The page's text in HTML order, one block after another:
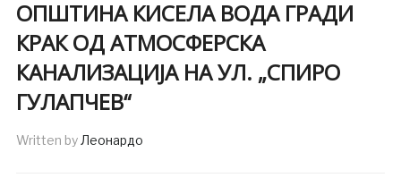
ОПШТИНА КИСЕЛА ВОДА ГРАДИ
КРАК ОД АТМОСФЕРСКА
КАНАЛИЗАЦИЈА НА УЛ. „СПИРО
ГУЛАПЧЕВ“
Written byЛеонардо